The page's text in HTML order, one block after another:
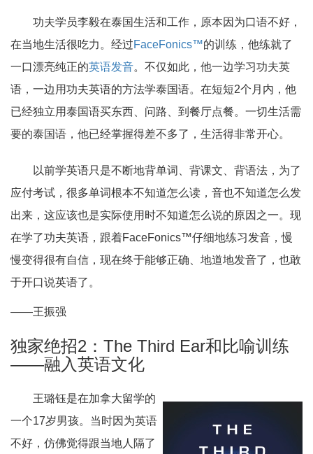
功夫学员李毅在泰国生活和工作，原本因为口语不好，
在当地生活很吃力。经过FaceFonics™的训练，他练就了
一口漂亮纯正的英语发音。不仅如此，他一边学习功夫英
语，一边用功夫英语的方法学泰国语。在短短2个月内，他
已经独立用泰国语买东西、问路、到餐厅点餐。一切生活需
要的泰国语，他已经掌握得差不多了，生活得非常开心。
以前学英语只是不断地背单词、背课文、背语法，为了
应付考试，很多单词根本不知道怎么读，音也不知道怎么发
出来，这应该也是实际使用时不知道怎么说的原因之一。现
在学了功夫英语，跟着FaceFonics™仔细地练习发音，慢
慢变得很有自信，现在终于能够正确、地道地发音了，也敢
于开口说英语了。
——王振强
独家绝招2：The Third Ear和比喻训练
——融入英语文化
王璐钰是在加拿大留学的
一个17岁男孩。当时因为英语
不好，仿佛觉得跟当地人隔了